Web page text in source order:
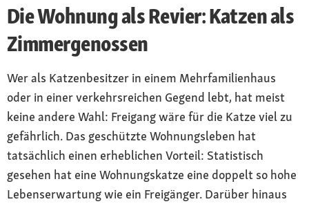
Die Wohnung als Revier: Katzen als
Zimmergenossen
Wer als Katzenbesitzer in einem Mehrfamilienhaus
oder in einer verkehrsreichen Gegend lebt, hat meist
keine andere Wahl: Freigang wäre für die Katze viel zu
gefährlich. Das geschützte Wohnungsleben hat
tatsächlich einen erheblichen Vorteil: Statistisch
gesehen hat eine Wohnungskatze eine doppelt so hohe
Lebenserwartung wie ein Freigänger. Darüber hinaus